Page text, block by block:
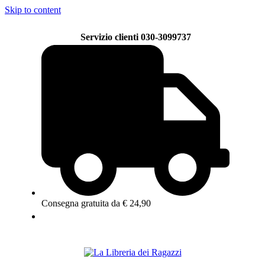
Skip to content
Servizio clienti 030-3099737
Consegna gratuita da € 24,90